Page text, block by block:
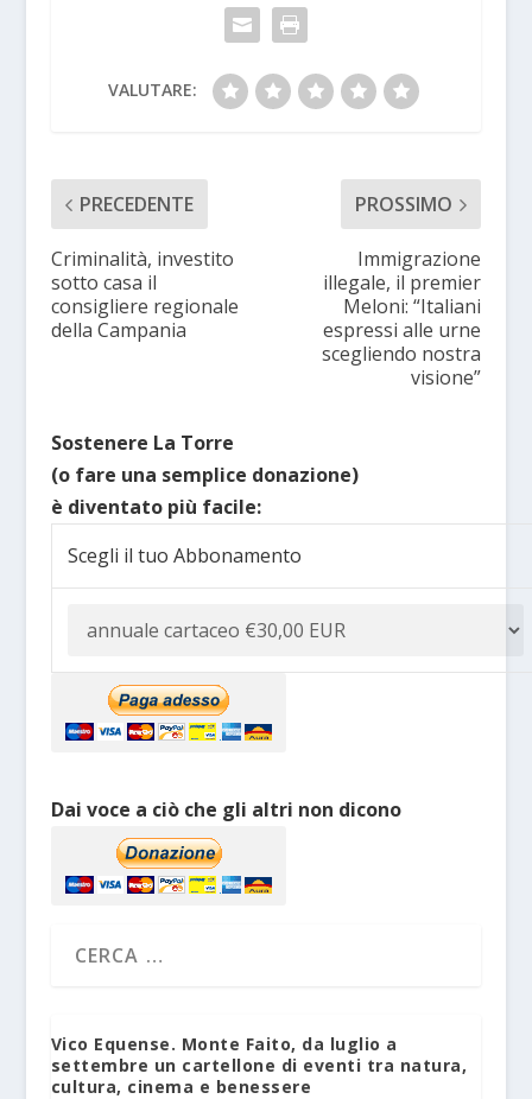
VALUTARE:
PRECEDENTE
Criminalità, investito
sotto casa il
consigliere regionale
della Campania
PROSSIMO
Immigrazione
illegale, il premier
Meloni: “Italiani
espressi alle urne
scegliendo nostra
visione”
Sostenere La Torre
(o fare una semplice donazione)
è diventato più facile:
Scegli il tuo Abbonamento
Dai voce a ciò che gli altri non dicono
Vico Equense. Monte Faito, da luglio a
settembre un cartellone di eventi tra natura,
cultura, cinema e benessere